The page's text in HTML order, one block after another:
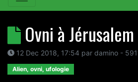
Ovni à Jérusalem
12 Dec 2018, 17:54 par damino -
Alien, ovni, ufologie